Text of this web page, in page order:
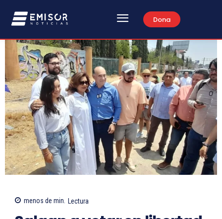
Dona
menos de min. Lectura